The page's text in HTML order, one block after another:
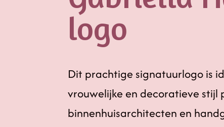
logo
Dit prachtige signatuurlogo is
vrouwelijke en decoratieve stijl
binnenhuisarchitecten en